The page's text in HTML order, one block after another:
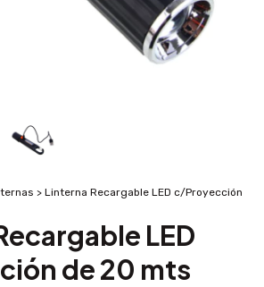
> Linterna Recargable LED c/Proyección
LED
de 20 mts